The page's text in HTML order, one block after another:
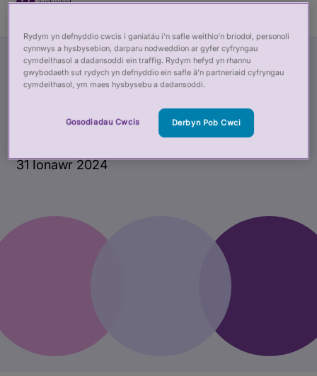
gynnwys
Baner
tudalen
gyhoeddi
Ymateb i
ymgynghoriad
Saesneg yr HCPC
31 Ionawr 2024
Rydym yn defnyddio cwcis i ganiatáu i’n safle weithio’n briodol, personoli
cynnwys a hysbysebion, darparu nodweddion ar gyfer cyfryngau
cymdeithasol a dadansoddi ein traffig. Rydym hefyd yn rhannu
gwybodaeth sut rydych yn defnyddio ein safle â’n partneriaid cyfryngau
cymdeithasol, ym maes hysbysebu a dadansoddi.
Gosodiadau Cwcis Derbyn Pob Cwci